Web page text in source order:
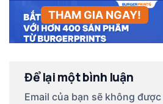
THAM GIA NGAY!
Để lại một bình luận
Email của bạn sẽ không